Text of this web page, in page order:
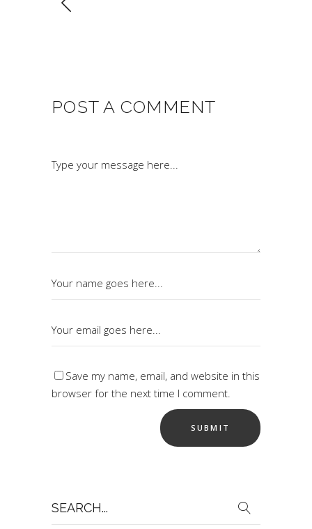
POST A COMMENT
Save my name, email, and website in this
browser for the next time I comment.
for: